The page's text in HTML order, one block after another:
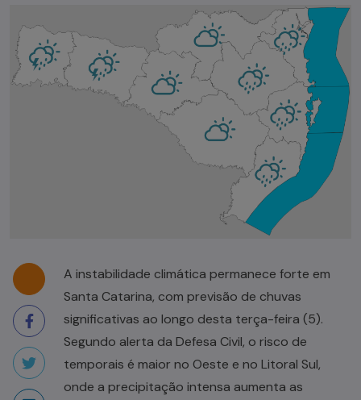
A instabilidade climática permanece forte em
Santa Catarina, com previsão de chuvas
significativas ao longo desta terça-feira (5).
Segundo alerta da Defesa Civil, o risco de
temporais é maior no Oeste e no Litoral Sul,
onde a precipitação intensa aumenta as